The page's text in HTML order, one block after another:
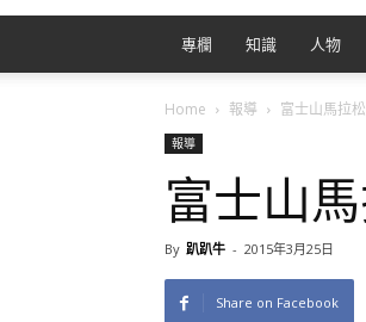
專欄 知識 人物
Home 報導 富士山馬拉
報導
富士山
By 趴趴牛 - 2015年3月25日
Share on Facebook